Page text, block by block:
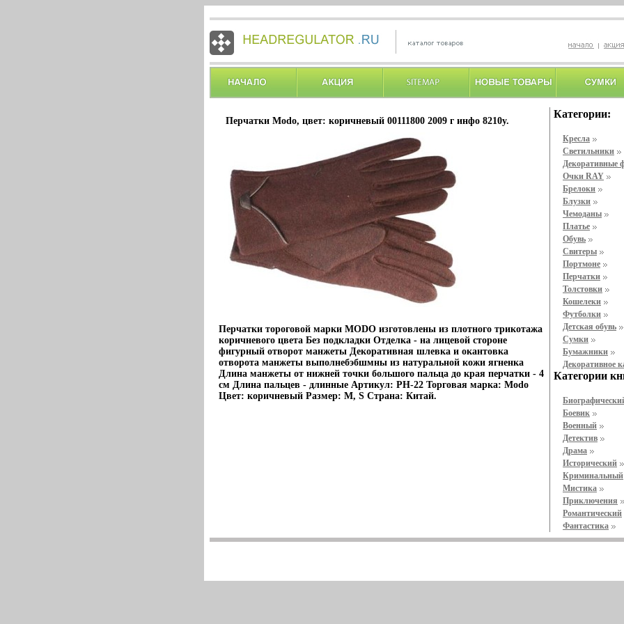
Перчатки Modo, цвет: коричневый 00111800 2009 г инфо 8210y.
Перчатки тороговой марки MODO изготовлены из плотного трикотажа
коричневого цвета Без подкладки Отделка - на лицевой стороне
фигурный отворот манжеты Декоративная шлевка и окантовка
отворота манжеты выполнебэбшмны из натуральной кожи ягненка
Длина манжеты от нижней точки большого пальца до края перчатки - 4
см Длина пальцев - длинные Артикул: PH-22 Торговая марка: Modo
Цвет: коричневый Размер: M, S Страна: Китай.
Категории:
Кресла
Светильники
Декоративные
Очки RAY
Брелоки
Блузки
Чемоданы
Платье
Обувь
Свитеры
Портмоне
Перчатки
Толстовки
Кошелеки
Футболки
Детская обувь
Cумки
Бумажники
Декоративное
Категории
Боевик
Военный
Детектив
Драма
Исторический
Криминальный
Мистика
Приключения
Романтический
Фантастика